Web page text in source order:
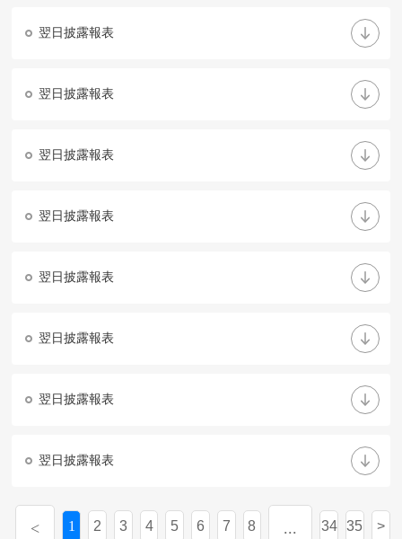
翌日披露報表
翌日披露報表
翌日披露報表
翌日披露報表
翌日披露報表
翌日披露報表
翌日披露報表
翌日披露報表
1 2 3 4 5 6 7 8 ... 34 35